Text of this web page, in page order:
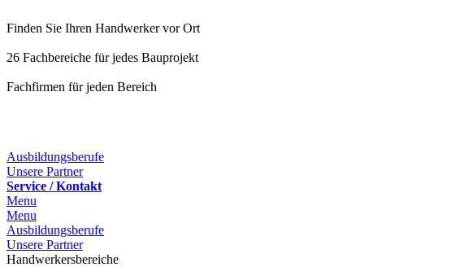
Finden Sie Ihren Handwerker vor Ort
26 Fachbereiche für jedes Bauprojekt
Fachfirmen für jeden Bereich
Ausbildungsberufe
Unsere Partner
Service / Kontakt
Menu
Menu
Ausbildungsberufe
Unsere Partner
Handwerkersbereiche